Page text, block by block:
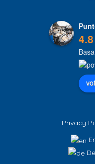
4.8
Privacy